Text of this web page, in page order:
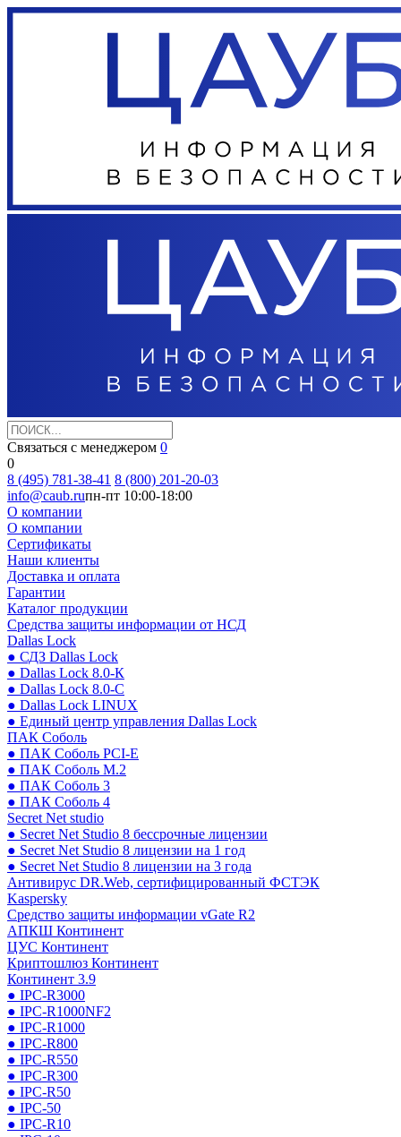
Связаться с менеджером 0
0
8 (495) 781-38-41 8 (800) 201-20-03
info@caub.ruпн-пт 10:00-18:00
О компании
О компании
Сертификаты
Наши клиенты
Доставка и оплата
Гарантии
Каталог продукции
Средства защиты информации от НСД
Dallas Lock
● СДЗ Dallas Lock
● Dallas Lock 8.0-К
● Dallas Lock 8.0-С
● Dallas Lock LINUX
● Единый центр управления Dallas Lock
ПАК Соболь
● ПАК Соболь PCI-E
● ПАК Соболь М.2
● ПАК Соболь 3
● ПАК Соболь 4
Secret Net studio
● Secret Net Studio 8 бессрочные лицензии
● Secret Net Studio 8 лицензии на 1 год
● Secret Net Studio 8 лицензии на 3 года
Антивирус DR.Web, сертифицированный ФСТЭК
Kaspersky
Средство защиты информации vGate R2
АПКШ Континент
ЦУС Континент
Криптошлюз Континент
Континент 3.9
● IPC-R3000
● IPC-R1000NF2
● IPC-R1000
● IPC-R800
● IPC-R550
● IPC-R300
● IPC-R50
● IPC-50
● IPC-R10